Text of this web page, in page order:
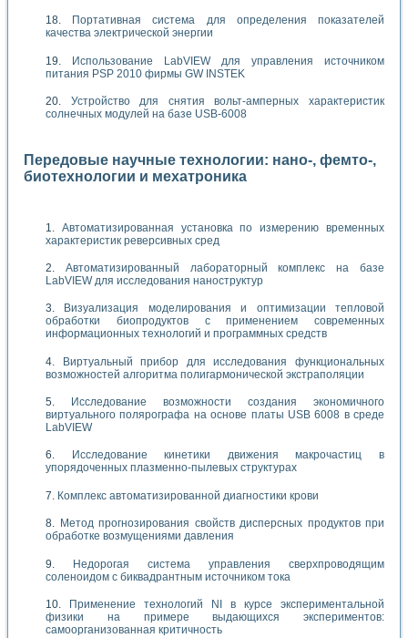
Портативная система для определения показателей
качества электрической энергии
Использование LabVIEW для управления источником
питания PSP 2010 фирмы GW INSTEK
Устройство для снятия вольт-амперных характеристик
солнечных модулей на базе USB-6008
Передовые научные технологии: нано-, фемто-,
биотехнологии и мехатроника
Автоматизированная установка по измерению временных
характеристик реверсивных сред
Автоматизированный лабораторный комплекс на базе
LabVIEW для исследования наноструктур
Визуализация моделирования и оптимизации тепловой
обработки биопродуктов с применением современных
информационных технологий и программных средств
Виртуальный прибор для исследования функциональных
возможностей алгоритма полигармонической экстраполяции
Исследование возможности создания экономичного
виртуального полярографа на основе платы USB 6008 в среде
LabVIEW
Исследование кинетики движения макрочастиц в
упорядоченных плазменно-пылевых структурах
Комплекс автоматизированной диагностики крови
Метод прогнозирования свойств дисперсных продуктов при
обработке возмущениями давления
Недорогая система управления сверхпроводящим
соленоидом с биквадрантным источником тока
Применение технологий NI в курсе экспериментальной
физики на примере выдающихся экспериментов:
самоорганизованная критичность